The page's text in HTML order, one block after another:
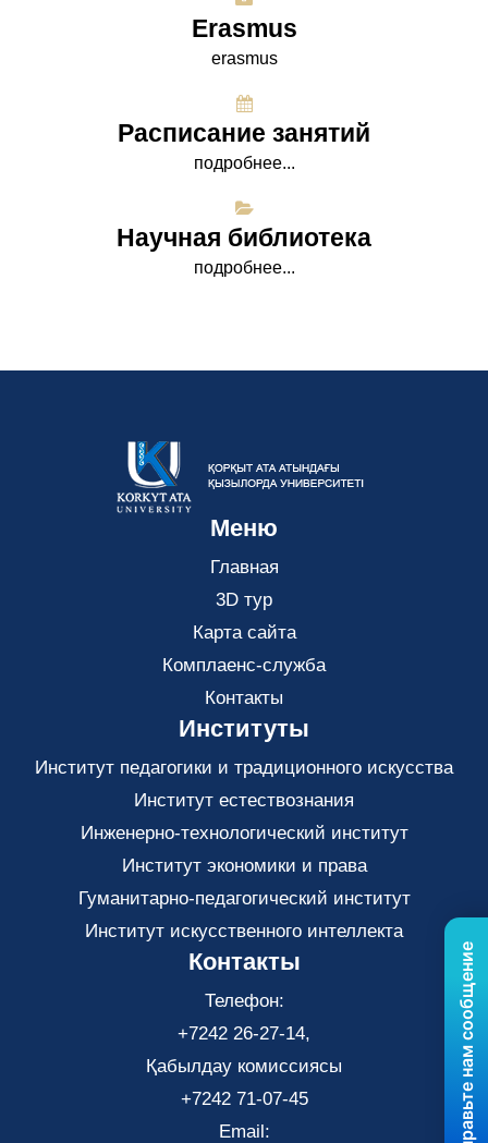
Erasmus
erasmus
Расписание занятий
подробнее...
Научная библиотека
подробнее...
Меню
Главная
3D тур
Карта сайта
Комплаенс-служба
Контакты
Институты
Институт педагогики и традиционного искусства
Институт естествознания
Инженерно-технологический институт
Институт экономики и права
Гуманитарно-педагогический институт
Институт искусственного интеллекта
Контакты
Телефон:
+7242 26-27-14,
Қабылдау комиссиясы
+7242 71-07-45
Email:
Отправьте нам сообщение